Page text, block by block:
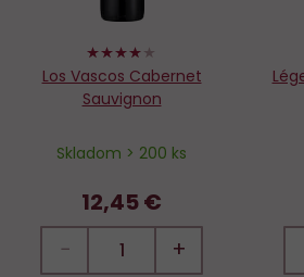
80%
Los Vascos Cabernet
Sauvignon
Skladom > 200 ks
12,45 €
− +